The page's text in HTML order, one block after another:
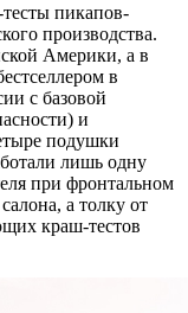
пикапов-
производства.
Америки, а в
в
с базовой
и
подушки
лишь одну
при фронтальном
а толку от
краш-тестов